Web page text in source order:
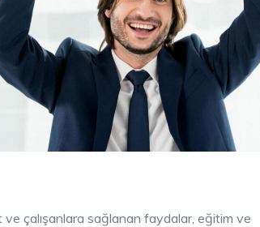
çalışanlara sağlanan faydalar, eğitim ve